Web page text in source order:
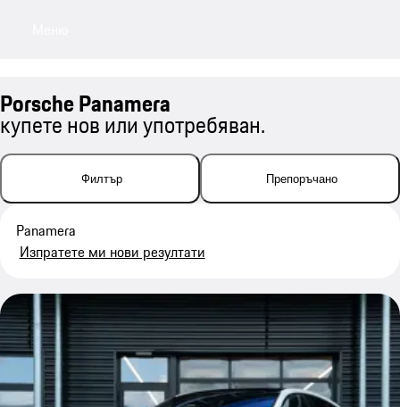
Porsche Panamera
купете нов или употребяван.
Филтър Препоръчано
Panamera
Изпратете ми нови резултати